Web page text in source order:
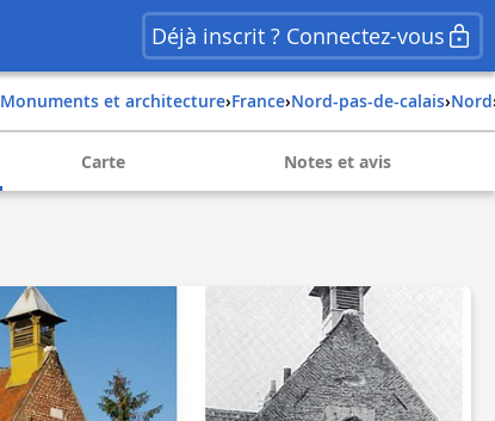
Déjà inscrit ? Connectez-vous
Monuments et architecture› france› nord-pas-de-calais› nord
Carte Notes et avis